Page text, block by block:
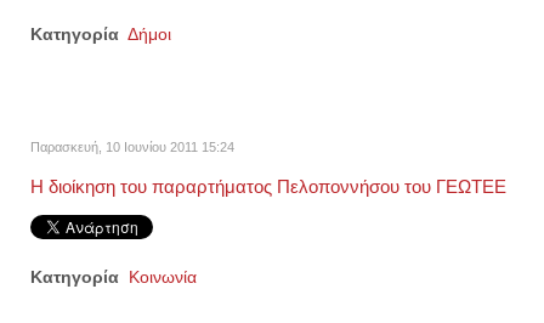
Κατηγορία Δήμοι
Παρασκευή, 10 Ιουνίου 2011 15:24
Η διοίκηση του παραρτήματος Πελοποννήσου του ΓΕΩΤΕΕ
Κατηγορία Κοινωνία